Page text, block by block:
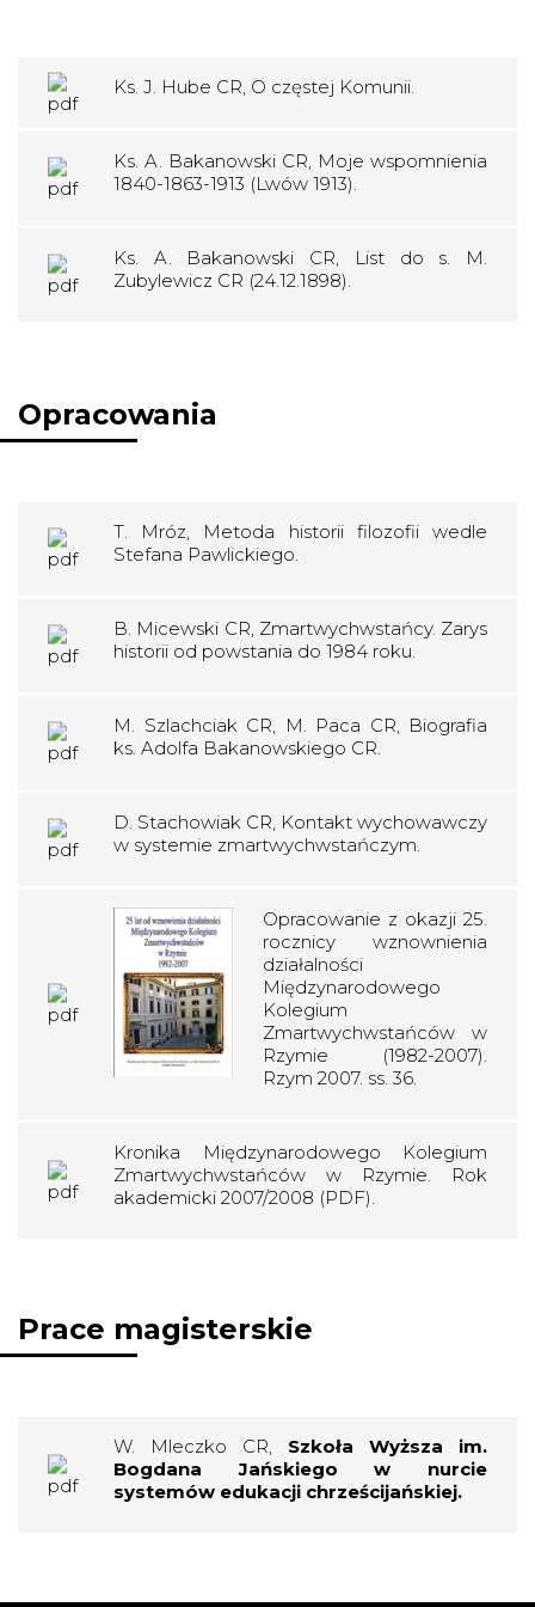
Ks. J. Hube CR, O częstej Komunii.
Ks. A. Bakanowski CR, Moje wspomnienia
1840-1863-1913 (Lwów 1913).
Ks. A. Bakanowski CR, List do s. M.
Zubylewicz CR (24.12.1898).
Opracowania
T. Mróz, Metoda historii filozofii wedle
Stefana Pawlickiego.
B. Micewski CR, Zmartwychwstańcy. Zarys
historii od powstania do 1984 roku.
M. Szlachciak CR, M. Paca CR, Biografia
ks. Adolfa Bakanowskiego CR.
D. Stachowiak CR, Kontakt wychowawczy
w systemie zmartwychwstańczym.
Opracowanie z okazji 25.
rocznicy wznownienia
działalności
Międzynarodowego
Kolegium
Zmartwychwstańców w
Rzymie (1982-2007).
Rzym 2007. ss. 36.
Kronika Międzynarodowego Kolegium
Zmartwychwstańców w Rzymie. Rok
akademicki 2007/2008 (PDF).
Prace magisterskie
W. Mleczko CR, Szkoła Wyższa im.
Bogdana Jańskiego w nurcie
systemów edukacji chrześcijańskiej.